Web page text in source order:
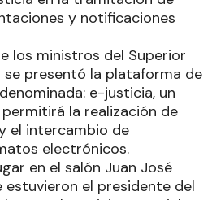
y notificaciones
los ministros del Superior
se presentó la plataforma de
e-justicia, un
la realización de
el intercambio de
electrónicos.
en el salón Juan José
estuvieron el presidente del